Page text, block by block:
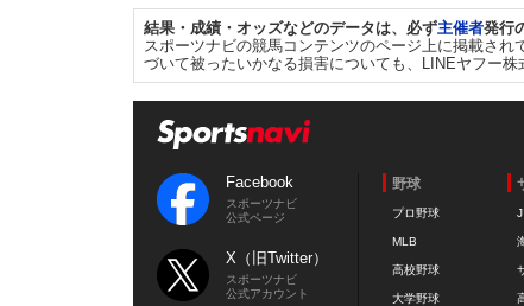
結果・成績・オッズなどのデータは、必ず主催者発行
スポーツナビの競馬コンテンツのページ上に掲載さ
づいて被ったいかなる損害についても、LINEヤフー
Facebook
スポーツナビ
公式ページ
X（旧Twitter）
スポーツナビ
公式アカウント
野球
プロ野球
MLB
高校野球
大学野球